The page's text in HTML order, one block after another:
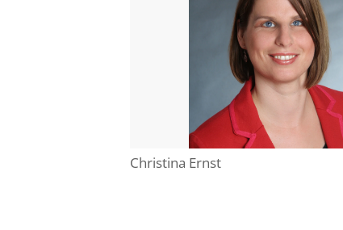
Christina Ernst